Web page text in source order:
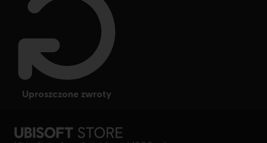
uproszczone zwroty